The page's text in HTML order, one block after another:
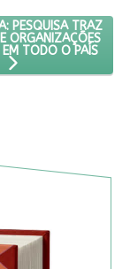
LGBT+ LEVA
MAPA DA LUTA:
PESQUISA TRAZ
ORGANIZAÇÕES
TODO O PAÍS